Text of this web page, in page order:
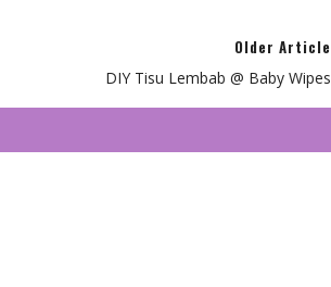
Older Article
DIY Tisu Lembab @ Baby Wipes